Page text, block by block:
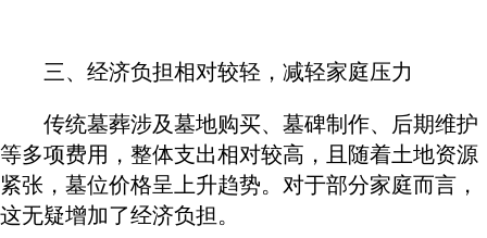
三、经济负担相对较轻，减轻家庭压力
传统墓葬涉及墓地购买、墓碑制作、后期维护
等多项费用，整体支出相对较高，且随着土地资源
紧张，墓位价格呈上升趋势。对于部分家庭而言，
这无疑增加了经济负担。